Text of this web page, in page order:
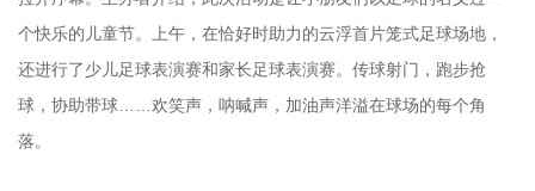
个快乐的儿童节。上午，在恰好时助力的云浮首片笼式足球场地，
还进行了少儿足球表演赛和家长足球表演赛。传球射门，跑步抢
球，协助带球……欢笑声，呐喊声，加油声洋溢在球场的每个角
落。